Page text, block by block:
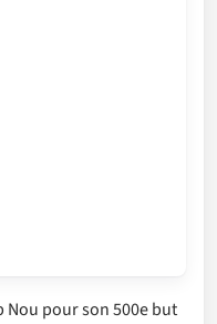
Nou pour son 500e but